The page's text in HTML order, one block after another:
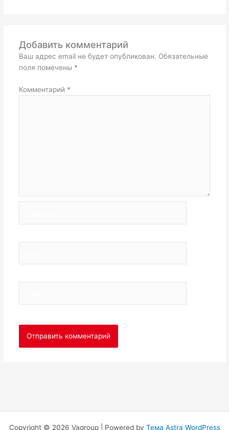
Добавить комментарий
Ваш адрес email не будет опубликован. Обязательные
поля помечены *
Комментарий *
Copyright © 2026 Vagroup | Powered by Тема Astra WordPress